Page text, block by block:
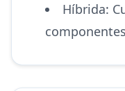
Híbrida: